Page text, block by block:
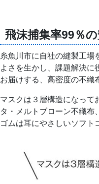
飛沫捕集率99％
糸魚川市に自社の縫製工場
よさを生かし、課題解決に
お届けする、高密度の不織
マスクは３層構造になって
タ・メルトブローン不織布
ゴムは耳にやさしいソフト